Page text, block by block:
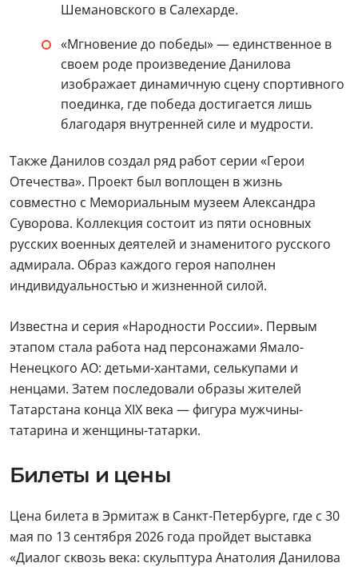
Шемановского в Салехарде.
«Мгновение до победы» — единственное в
своем роде произведение Данилова
изображает динамичную сцену спортивного
поединка, где победа достигается лишь
благодаря внутренней силе и мудрости.
Также Данилов создал ряд работ серии «Герои
Отечества». Проект был воплощен в жизнь
совместно с Мемориальным музеем Александра
Суворова. Коллекция состоит из пяти основных
русских военных деятелей и знаменитого русского
адмирала. Образ каждого героя наполнен
индивидуальностью и жизненной силой.
Известна и серия «Народности России». Первым
этапом стала работа над персонажами Ямало-
Ненецкого АО: детьми-хантами, селькупами и
ненцами. Затем последовали образы жителей
Татарстана конца XIX века — фигура мужчины-
татарина и женщины-татарки.
Билеты и цены
Цена билета в Эрмитаж в Санкт-Петербурге, где с 30
мая по 13 сентября 2026 года пройдет выставка
«Диалог сквозь века: скульптура Анатолия Данилова